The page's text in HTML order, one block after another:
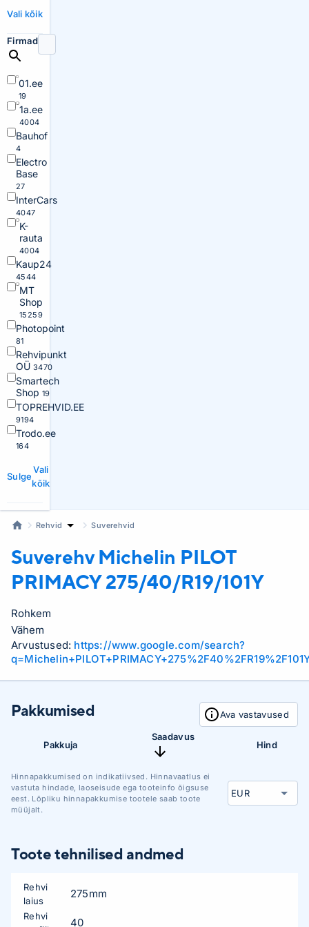
Vali kõik
Firmad
01.ee
19
1a.ee
4004
Bauhof
4
Electro
Base
27
InterCars
4047
K-
rauta
4004
Kaup24
4544
MT
Shop
15259
Photopoint
81
Rehvipunkt
OÜ 3470
Smartech
Shop 19
TOPREHVID.EE
9194
Trodo.ee
164
Sulge
Vali
kõik
Rehvid Suverehvid
Suverehv Michelin PILOT
PRIMACY 275/40/R19/101Y
Rohkem
Vähem
Arvustused: https://www.google.com/search?
Pakkumised Ava vastavused
Pakkuja
Saadavus
Hind
Hinnapakkumised on indikatiivsed. Hinnavaatlus ei
vastuta hindade, laoseisude ega tooteinfo õigsuse
eest. Lõpliku hinnapakkumise tootele saab toote
müüjalt.
Toote tehnilised andmed
Rehvi
laius
275mm
Rehvi
40